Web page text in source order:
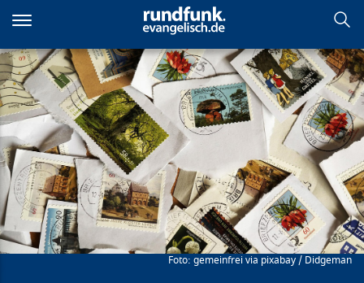
zum
Inhalt
Die Welt der kleinen Schätze
gemeinfrei via pixabay / Didgeman